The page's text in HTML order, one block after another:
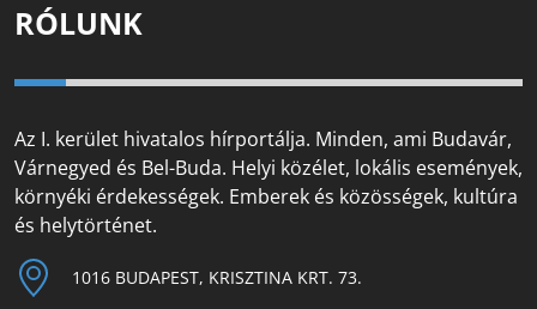
RÓLUNK
Az I. kerület hivatalos hírportálja. Minden, ami Budavár,
Várnegyed és Bel-Buda. Helyi közélet, lokális események,
környéki érdekességek. Emberek és közösségek, kultúra
és helytörténet.
1016 BUDAPEST, KRISZTINA KRT. 73.